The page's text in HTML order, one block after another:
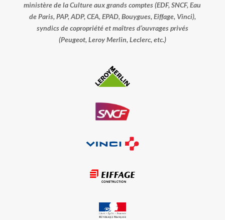
ministère de la Culture aux grands comptes (EDF, SNCF, Eau
de Paris, PAP, ADP, CEA, EPAD, Bouygues, Eiffage, Vinci),
syndics de copropriété et maîtres d’ouvrages privés
(Peugeot, Leroy Merlin, Leclerc, etc.)